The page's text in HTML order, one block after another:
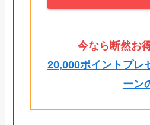
今なら断然お
20,000ポイントプレ
ーン